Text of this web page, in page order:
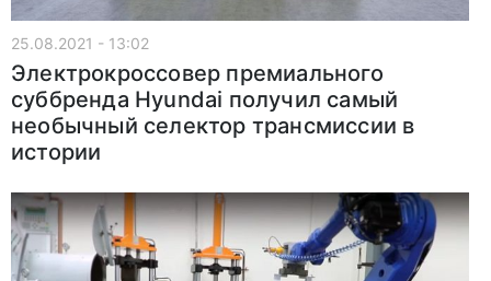
25.08.2021 - 13:02
Электрокроссовер премиального
суббренда Hyundai получил самый
необычный селектор трансмиссии в
истории